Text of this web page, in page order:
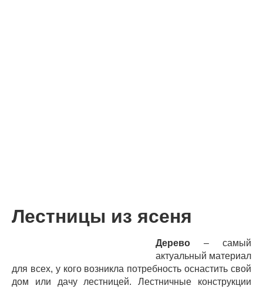
Лестницы из ясеня
Дерево – самый
актуальный материал
для всех, у кого возникла потребность оснастить свой
дом или дачу лестницей. Лестничные конструкции